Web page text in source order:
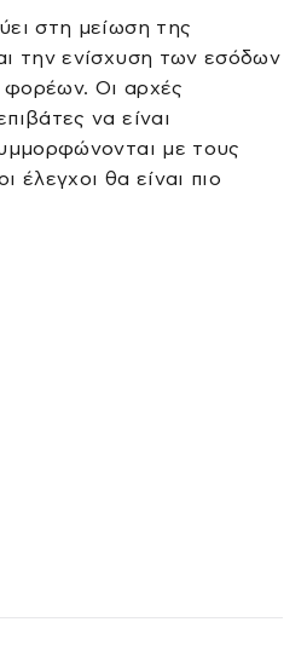
στη μείωση της
την ενίσχυση των εσόδων
Οι αρχές
να είναι
με τους
έλεγχοι θα είναι πιο